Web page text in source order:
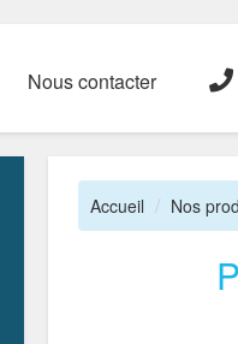
Nous contacter
Accueil Nos